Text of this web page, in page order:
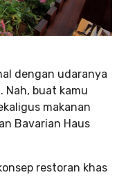
dengan udaranya
Nah, buat kamu
makanan
Bavarian Haus
restoran khas